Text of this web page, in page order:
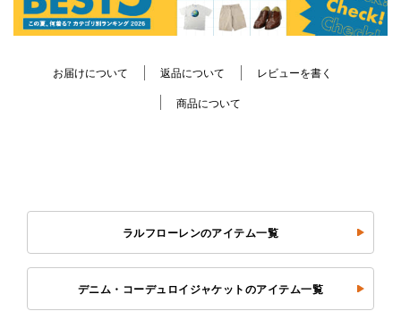
お届けについて 返品について レビューを書く
商品について
ラルフローレンのアイテム一覧
デニム・コーデュロイジャケットのアイテム一覧